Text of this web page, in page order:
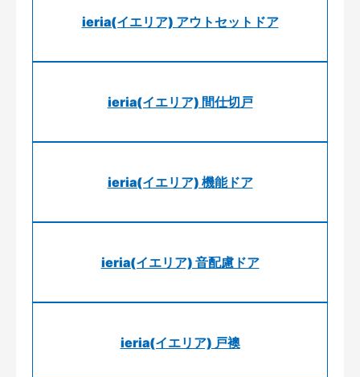
ieria(イエリア) アウトセットドア
ieria(イエリア) 間仕切戸
ieria(イエリア) 機能ドア
ieria(イエリア) 音配慮ドア
ieria(イエリア) 戸襖